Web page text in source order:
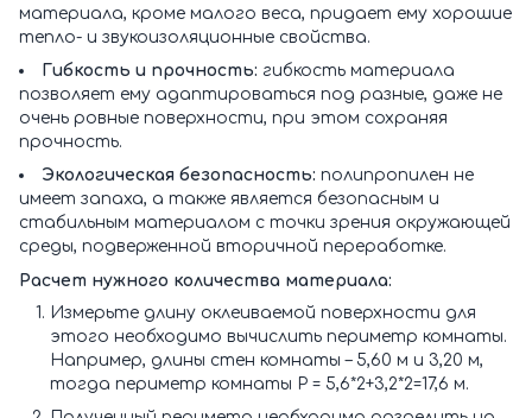
материала, кроме малого веса, придает ему хорошие
тепло- и звукоизоляционные свойства.
Гибкость и прочность: гибкость материала
позволяет ему адаптироваться под разные, даже не
очень ровные поверхности, при этом сохраняя
прочность.
Экологическая безопасность: полипропилен не
имеет запаха, а также является безопасным и
стабильным материалом с точки зрения окружающей
среды, подверженной вторичной переработке.
Расчет нужного количества материала:
Измерьте длину оклеиваемой поверхности для
этого необходимо вычислить периметр комнаты.
Например, длины стен комнаты – 5,60 м и 3,20 м,
тогда периметр комнаты Р = 5,6*2+3,2*2=17,6 м.